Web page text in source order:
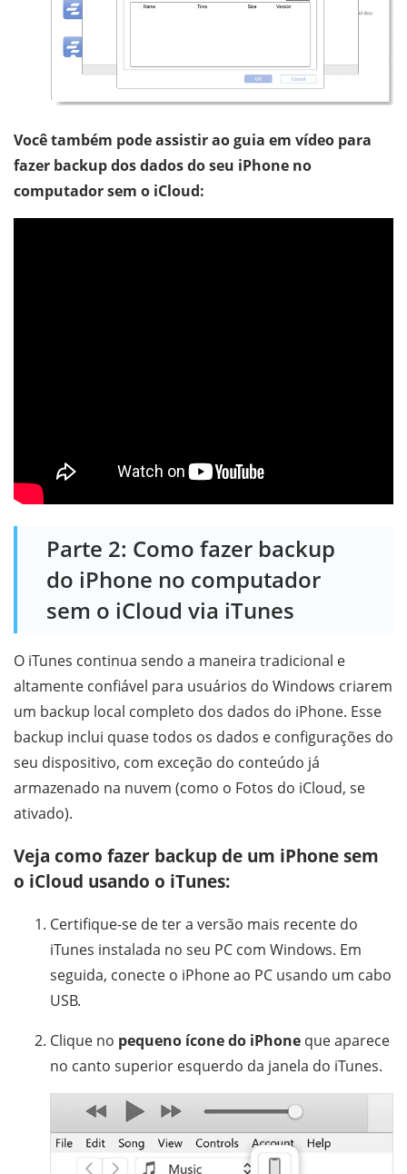
Você também pode assistir ao guia em vídeo para
fazer backup dos dados do seu iPhone no
computador sem o iCloud:
Parte 2: Como fazer backup
do iPhone no computador
sem o iCloud via iTunes
O iTunes continua sendo a maneira tradicional e
altamente confiável para usuários do Windows criarem
um backup local completo dos dados do iPhone. Esse
backup inclui quase todos os dados e configurações do
seu dispositivo, com exceção do conteúdo já
armazenado na nuvem (como o Fotos do iCloud, se
ativado).
Veja como fazer backup de um iPhone sem
o iCloud usando o iTunes:
Certifique-se de ter a versão mais recente do
iTunes instalada no seu PC com Windows. Em
seguida, conecte o iPhone ao PC usando um cabo
USB.
Clique no pequeno ícone do iPhone que aparece
no canto superior esquerdo da janela do iTunes.